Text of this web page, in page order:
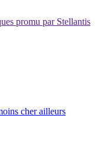
promu par Stellantis
cher ailleurs